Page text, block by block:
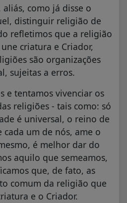
aliás, como já disse o
distinguir religião de
refletimos que a religião
criatura e Criador,
são organizações
sujeitas a erros.
e tentamos vivenciar os
religiões - tais como: só
é universal, o reino de
cada um de nós, ame o
é melhor dar do
aquilo que semeamos,
que, de fato, as
comum da religião que
e o Criador.